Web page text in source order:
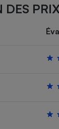
DES